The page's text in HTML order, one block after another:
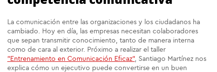
La comunicación entre las organizaciones y los ciudadanos ha
cambiado. Hoy en día, las empresas necesitan colaboradores
que sepan transmitir conocimiento, tanto de manera interna
como de cara al exterior. Próximo a realizar el taller
"Entrenamiento en Comunicación Eficaz", Santiago Martínez nos
explica cómo un ejecutivo puede convertirse en un buen